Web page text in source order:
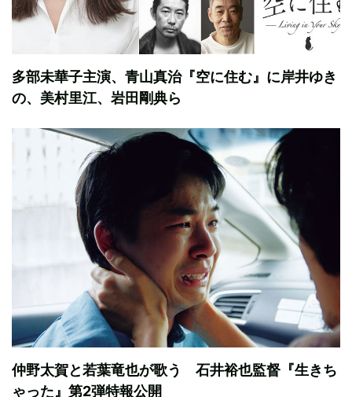
多部未華子主演、青山真治『空に住む』に岸井ゆき
の、美村里江、岩田剛典ら
仲野太賀と若葉竜也が歌う 石井裕也監督『生きち
ゃった』第2弾特報公開